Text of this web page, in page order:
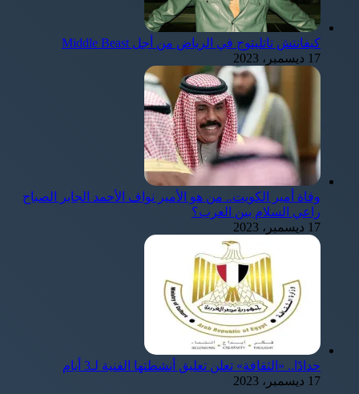
كيفانتش تاتليتوج في الرياض من أجل Middle Beast
17 ديسمبر، 2023
وفاة أمير الكويت.. من هو الأمير نواف الأحمد الجابر الصباح
راعي السلام بين العرب؟
17 ديسمبر، 2023
حدادًا.. «الثقافة» تعلن تعليق أنشطتها الفنية لـ3 أيام
17 ديسمبر، 2023